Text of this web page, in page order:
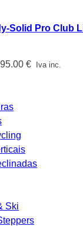
Solid Pro Club
€Price
Iva inc.
Ski